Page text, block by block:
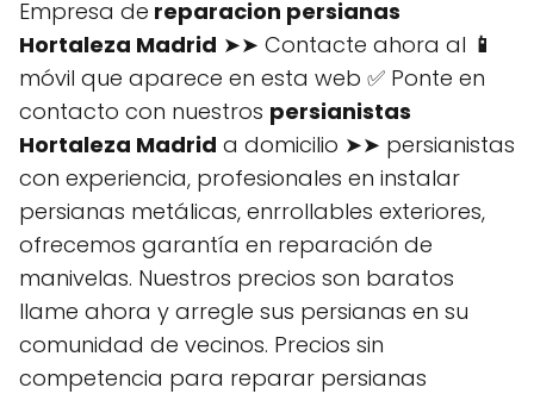
Empresa de reparacion persianas
Hortaleza Madrid ➤➤ Contacte ahora al 📱
móvil que aparece en esta web ✅ Ponte en
contacto con nuestros persianistas
Hortaleza Madrid a domicilio ➤➤ persianistas
con experiencia, profesionales en instalar
persianas metálicas, enrrollables exteriores,
ofrecemos garantía en reparación de
manivelas. Nuestros precios son baratos
llame ahora y arregle sus persianas en su
comunidad de vecinos. Precios sin
competencia para reparar persianas